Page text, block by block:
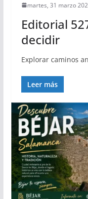
martes, 31 marzo
Editorial
decidir
Explorar caminos
Leer más